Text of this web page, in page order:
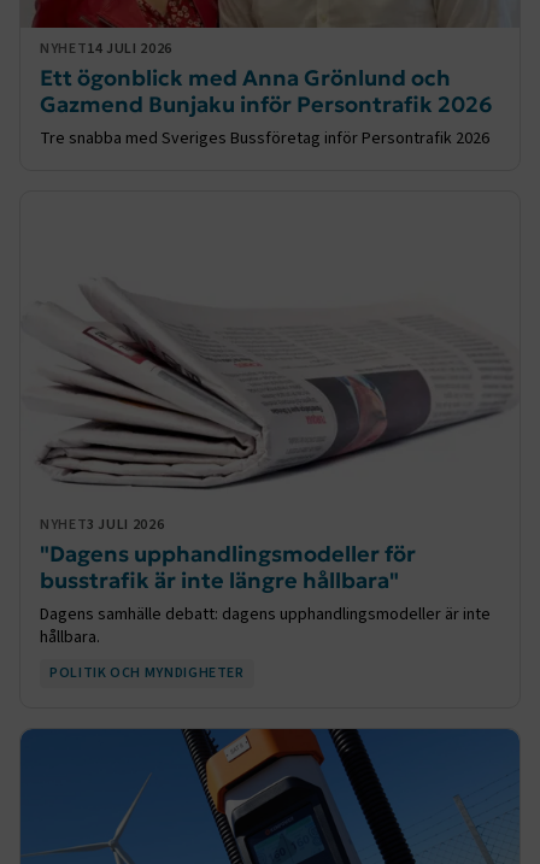
NYHET14 JULI 2026
Ett ögonblick med Anna Grönlund och
Gazmend Bunjaku inför Persontrafik 2026
Tre snabba med Sveriges Bussföretag inför Persontrafik 2026
NYHET3 JULI 2026
"Dagens upphandlingsmodeller för
busstrafik är inte längre hållbara"
Dagens samhälle debatt: dagens upphandlingsmodeller är inte
hållbara.
POLITIK OCH MYNDIGHETER